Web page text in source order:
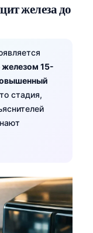
железа до
15-
стадия,